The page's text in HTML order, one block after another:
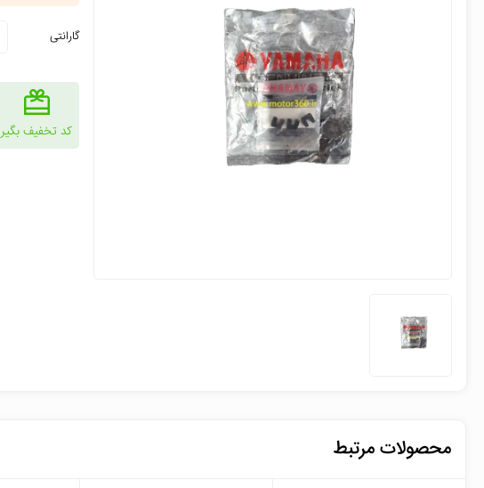
گارانتی
کد تخفیف بگیر
محصولات مرتبط